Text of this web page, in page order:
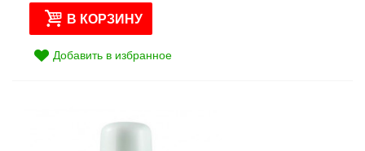
В КОРЗИНУ
Добавить в избранное